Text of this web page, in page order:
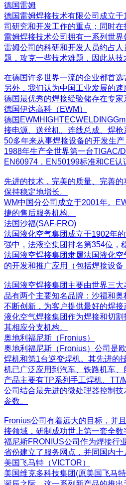
德国雷姆
德国雷姆焊接技术有限公司成立
司研究和开发工作的重点；同时
雷姆焊接技术公司拥有一系列世
雷姆公司的科研和开发人员约占
题，攻克一些技术难题，因此从
在德国许多世界一流的企业都首
另外，我们认为中国工业发展的
德国最优秀的焊接经验储存在专
德国伊达高科（EWM）
德国
接电源、送丝机、连线总成、焊枪
50多年来从事焊接设备的开发生
1988年生产全世界第一台TIGAC/
EN60974，EN50199标准和CE认
先进的技术，完美的质量、完善
保持稳定地增长。
WM中国分公司成立于2001年。
捷的售后服务机构。
法国沙福(SAF-FRO)
法国液化空气集团成立于1902年
强中，法液空集团排名第354位，
法国液空焊接集团隶属法国液化
的开发和推广应用（包括焊接设
法国液空焊接集团主要由世界三
品有两个主要知名品牌：沙福和
不断创新，为客户提供最好的焊
液化空气焊接集团作为焊接和切
其相应分支机构。
奥地利福尼斯（Fronius）
奥地利福尼斯（Fronius）公司是
焊机和第1台逆变焊机。其先进的
机已广泛应用到汽车、铁路机车
产品主要有TP系列手工焊机、
公司结合最先进的微处理器控制
参数。
Fronius公司有着远大的目标，并
接领域，研制成功世上第一套全数
福尼斯FRONIUS公司作为焊接行
省份建立了服务网点，并同国内十
美国飞马特（VICTOR）
美国维克多科技集团(原美国飞马